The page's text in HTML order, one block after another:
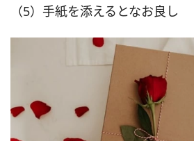
（5）手紙を添えるとなお良し